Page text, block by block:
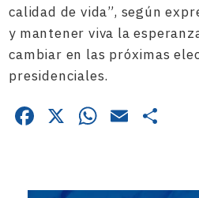
calidad de vida”, según
y mantener viva la
cambiar en las próximas
presidenciales.
Facebook
X Email